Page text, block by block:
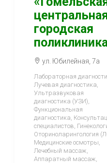
городская
ул. Юбилейная, 7а
Лабораторная
Лучевая диагностика,
Ультразвуковая
диагностика (УЗИ),
Функциональная
диагностика,
специалистов,
Оториноларингология
Медицинские осмотры,
Лечебный массаж,
Аппаратный массаж,